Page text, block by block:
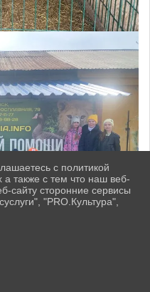
с политикой
также с тем что наш веб-
сайту сторонние сервисы
"PRO.Культура",